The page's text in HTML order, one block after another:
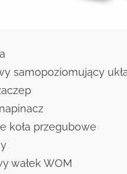
samopoziomujący
koła przegubowe
wałek WOM